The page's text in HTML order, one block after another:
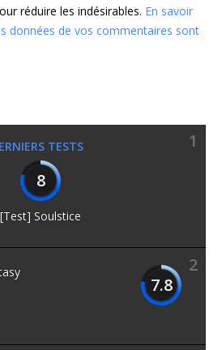
réduire les indésirables. En savoir
données de vos commentaires sont
TESTS
1
8
[Test] Soulstice
2
7.8